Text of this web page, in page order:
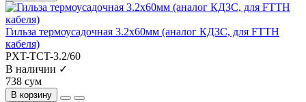
Гильза термоусадочная 3.2х60мм (аналог КДЗС, для FTTH
кабеля)
PXT-TCT-3.2/60
В наличии ✓
738 сум
В корзину